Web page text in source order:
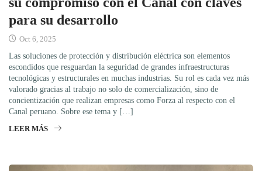
para su desarrollo
Oct 6, 2025
Las soluciones de protección y distribución eléctrica son elementos
escondidos que resguardan la seguridad de grandes infraestructuras
tecnológicas y estructurales en muchas industrias. Su rol es cada vez más
valorado gracias al trabajo no solo de comercialización, sino de
concientización que realizan empresas como Forza al respecto con el
Canal peruano. Sobre ese tema y […]
LEER MÁS